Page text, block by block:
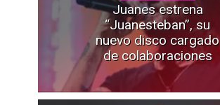
Juanes estrena
“Juanesteban”, su
nuevo disco cargado
de colaboraciones